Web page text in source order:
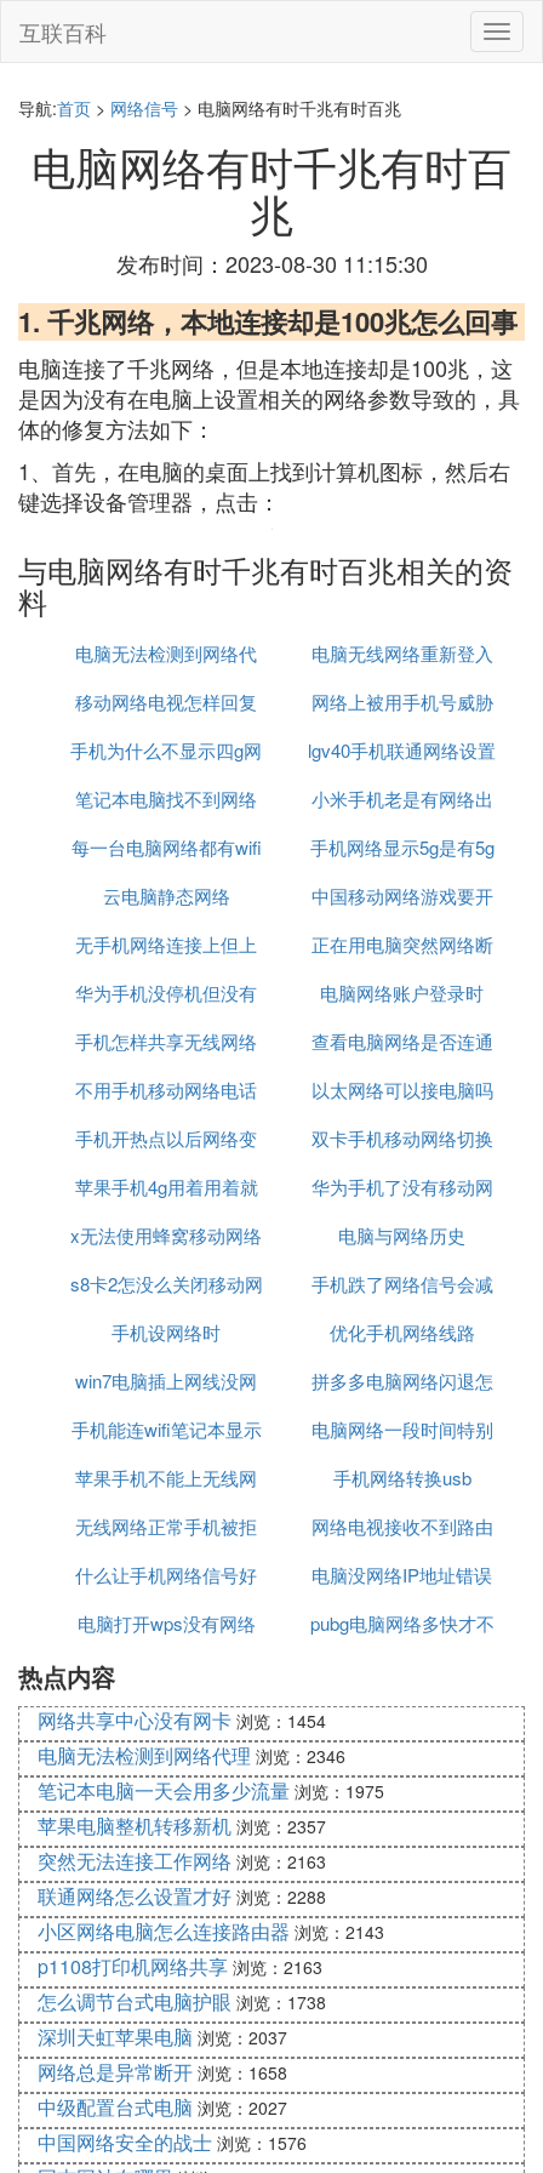
切
换
互联百科
导航:首页 > 网络信号 > 电脑网络有时千兆有时百兆
电脑网络有时千兆有时百
兆
发布时间：2023-08-30 11:15:30
1. 千兆网络，本地连接却是100兆怎么回事
电脑连接了千兆网络，但是本地连接却是100兆，这
是因为没有在电脑上设置相关的网络参数导致的，具
体的修复方法如下：
1、首先，在电脑的桌面上找到计算机图标，然后右
键选择设备管理器，点击：
与电脑网络有时千兆有时百兆相关的资
料
电脑无法检测到网络代
理
电脑无线网络重新登入
移动网络电视怎样回复
原来模式
网络上被用手机号威胁
怎么办
手机为什么不显示四g网
络怎么回事啊
lgv40手机联通网络设置
笔记本电脑找不到网络
适配器怎么办
小米手机老是有网络出
现问题
每一台电脑网络都有wifi
吗
手机网络显示5g是有5g
网吗
云电脑静态网络
中国移动网络游戏要开
加速器
无手机网络连接上但上
不了网
正在用电脑突然网络断
了
华为手机没停机但没有
网络
电脑网络账户登录时
手机怎样共享无线网络
连接电脑连接不上网
查看电脑网络是否连通
可以用什么命令
不用手机移动网络电话
以太网络可以接电脑吗
手机开热点以后网络变
差的原因
双卡手机移动网络切换
吗
苹果手机4g用着用着就
没网络了
华为手机了没有移动网
络信号怎么回事
x无法使用蜂窝移动网络
设置
电脑与网络历史
s8卡2怎没么关闭移动网
络
手机跌了网络信号会减
弱吗
手机设网络时
优化手机网络线路
win7电脑插上网线没网
络
拼多多电脑网络闪退怎
么办
手机能连wifi笔记本显示
无网络
电脑网络一段时间特别
卡
苹果手机不能上无线网
络连接电脑连接不上网
手机网络转换usb
无线网络正常手机被拒
绝接入
网络电视接收不到路由
器信号
什么让手机网络信号好
电脑没网络IP地址错误
电脑打开wps没有网络
pubg电脑网络多快才不
热点内容
网络共享中心没有网卡 浏览：1454
电脑无法检测到网络代理 浏览：2346
笔记本电脑一天会用多少流量 浏览：1975
苹果电脑整机转移新机 浏览：2357
突然无法连接工作网络 浏览：2163
联通网络怎么设置才好 浏览：2288
小区网络电脑怎么连接路由器 浏览：2143
p1108打印机网络共享 浏览：2163
怎么调节台式电脑护眼 浏览：1738
深圳天虹苹果电脑 浏览：2037
网络总是异常断开 浏览：1658
中级配置台式电脑 浏览：2027
中国网络安全的战士 浏览：1576